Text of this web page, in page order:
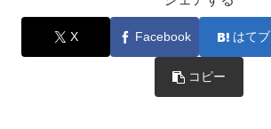
X Facebook はてブ
コピー